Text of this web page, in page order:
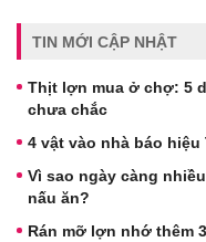
TIN MỚI CẬP NHẬT
Thịt lợn mua ở chợ: 5
chưa chắc
4 vật vào nhà báo hiệu
Vì sao ngày càng
nấu ăn?
Rán mỡ lợn nhớ thêm